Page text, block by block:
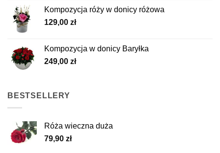
Kompozycja róży w donicy różowa
129,00 zł
Kompozycja w donicy Baryłka
249,00 zł
BESTSELLERY
Róża wieczna duża
79,90 zł